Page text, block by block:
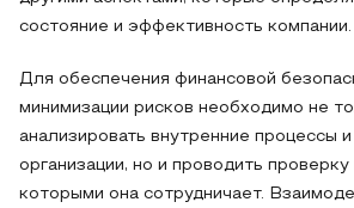
состояние и эффективность компании.
Для обеспечения финансовой
минимизации рисков необходимо не
анализировать внутренние процессы
организации, но и проводить проверку
которыми она сотрудничает.